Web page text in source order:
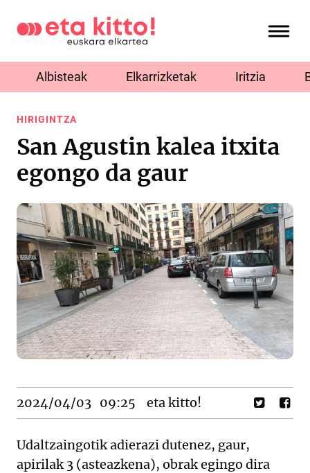
Albisteak Elkarrizketak Iritzia
HIRIGINTZA
San Agustin kalea itxita
egongo da gaur
2024/04/03 09:25 eta kitto!
Udaltzaingotik adierazi dutenez, gaur,
apirilak 3 (asteazkena), obrak egingo dira